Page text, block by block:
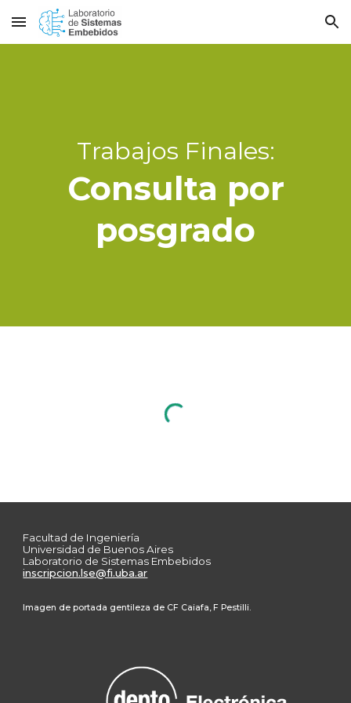
Skip to main content Skip to navigation
Trabajos Finales:
Consulta por
posgrado
Facultad de Ingeniería
Universidad de Buenos Aires
Laboratorio de Sistemas Embebidos
inscripcion.lse@fi.uba.ar
Imagen de portada gentileza de CF Caiafa, F Pestilli.